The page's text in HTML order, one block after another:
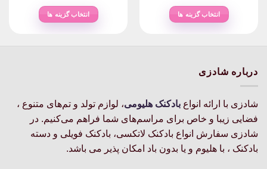
range:
انتخاب گزینه ها
مختلفی
باشد.
گزینه
ها
ممکن
است
range:
انتخاب گزینه ها
باشد.
گزینه
ممکن
است
درباره شادزی
شادزی با ارائه انواع بادکنک‌ هلیومی، لوازم تولد و تم‌های متنوع ،
فضایی زیبا و خاص برای مراسم‌های شما فراهم می‌کنیم. در
شادزی سفارش انواع بادکنک لاتکسی، بادکنک فویلی و دسته
بادکنک ، با هلیوم و یا بدون باد امکان پذیر می باشد.